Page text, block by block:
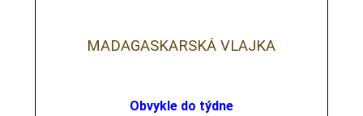
MADAGASKARSKÁ VLAJKA
Obvykle do týdne